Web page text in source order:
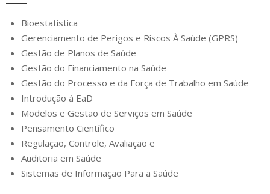
Bioestatística
Gerenciamento de Perigos e Riscos À Saúde (GPRS)
Gestão de Planos de Saúde
Gestão do Financiamento na Saúde
Gestão do Processo e da Força de Trabalho em Saúde
Introdução à EaD
Modelos e Gestão de Serviços em Saúde
Pensamento Científico
Regulação, Controle, Avaliação e
Auditoria em Saúde
Sistemas de Informação Para a Saúde